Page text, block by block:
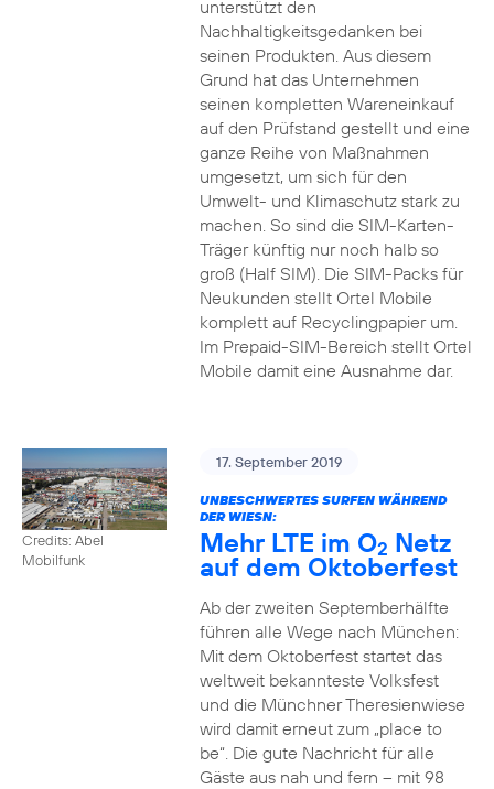
unterstützt den
Nachhaltigkeitsgedanken bei
seinen Produkten. Aus diesem
Grund hat das Unternehmen
seinen kompletten Wareneinkauf
auf den Prüfstand gestellt und eine
ganze Reihe von Maßnahmen
umgesetzt, um sich für den
Umwelt- und Klimaschutz stark zu
machen. So sind die SIM-Karten-
Träger künftig nur noch halb so
groß (Half SIM). Die SIM-Packs für
Neukunden stellt Ortel Mobile
komplett auf Recyclingpapier um.
Im Prepaid-SIM-Bereich stellt Ortel
Mobile damit eine Ausnahme dar.
Credits: Abel
Mobilfunk
17. September 2019
UNBESCHWERTES SURFEN WÄHREND
DER WIESN:
Mehr LTE im O2 Netz
auf dem Oktoberfest
Ab der zweiten Septemberhälfte
führen alle Wege nach München:
Mit dem Oktoberfest startet das
weltweit bekannteste Volksfest
und die Münchner Theresienwiese
wird damit erneut zum „place to
be“. Die gute Nachricht für alle
Gäste aus nah und fern – mit 98